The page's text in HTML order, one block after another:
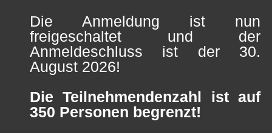
Die Anmeldung ist nun
freigeschaltet und der
Anmeldeschluss ist der 30.
August 2026!
Die Teilnehmendenzahl ist auf
350 Personen begrenzt!